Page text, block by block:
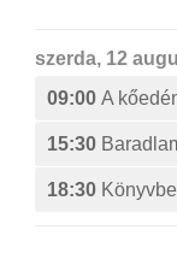
szerda, 12
09:00 A
15:30
18:30